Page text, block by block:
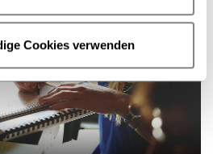
Cookies verwenden